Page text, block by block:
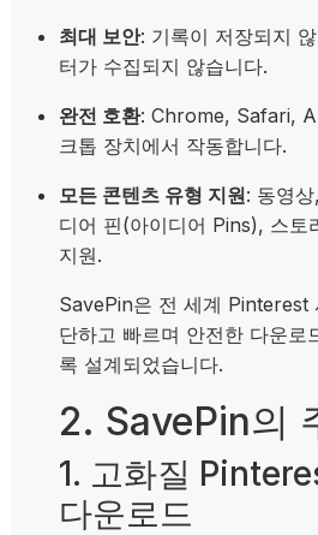
최대 보안: 기록이 저장되지
터가 수집되지 않습니다.
완전 호환: Chrome, Safari,
크톱 장치에서 작동합니다.
모든 콘텐츠 유형 지원: 동영
디어 핀(아이디어 Pins), 스
지원.
SavePin은 전 세계 Pinterest
단하고 빠르며 안전한 다운로
록 설계되었습니다.
2. SavePin의
1. 고화질
다운로드